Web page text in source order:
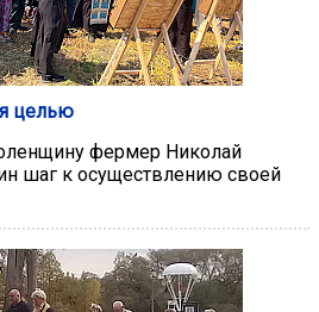
целью
фермер Николай
шаг к осуществлению своей